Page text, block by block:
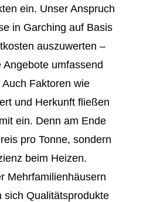
ein. Unser Anspruch
in Garching auf Basis
auszuwerten –
umfassend
Faktoren wie
und Herkunft fließen
ein. Denn am Ende
pro Tonne, sondern
beim Heizen.
Mehrfamilienhäusern
sich Qualitätsprodukte